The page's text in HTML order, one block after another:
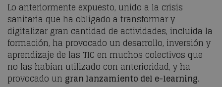
Lo anteriormente expuesto, unido a la crisis
sanitaria que ha obligado a transformar y
digitalizar gran cantidad de actividades, incluida la
formación, ha provocado un desarrollo, inversión y
aprendizaje de las TIC en muchos colectivos que
no las habían utilizado con anterioridad, y ha
provocado un gran lanzamiento del e-learning.